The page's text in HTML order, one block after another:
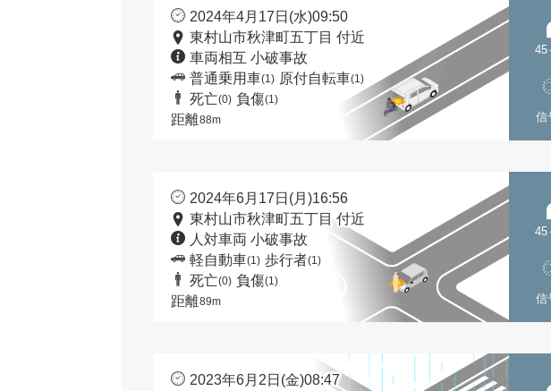
2024年4月17日(水)09:50
東村山市秋津町五丁目 付近
車両相互 小破事故
普通乗用車(1) 原付自転車(1)
死亡(0) 負傷(1)
距離88m
45
信
2024年6月17日(月)16:56
東村山市秋津町五丁目 付近
人対車両 小破事故
軽自動車(1) 歩行者(1)
死亡(0) 負傷(1)
距離89m
45
信
2023年6月2日(金)08:47